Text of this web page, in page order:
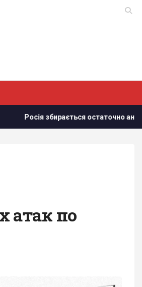
остаточно анексувати частину
атак по